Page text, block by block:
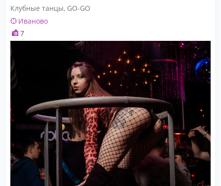
Клубные танцы, GO-GO
Иваново
7